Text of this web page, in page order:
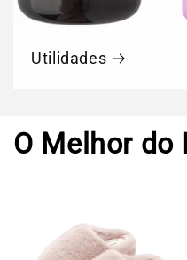
Utilidades
O Melhor do